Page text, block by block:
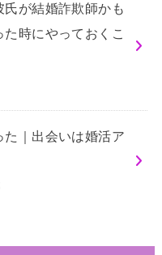
が結婚詐欺師かも
た時にやっておくこ
た｜出会いは婚活ア